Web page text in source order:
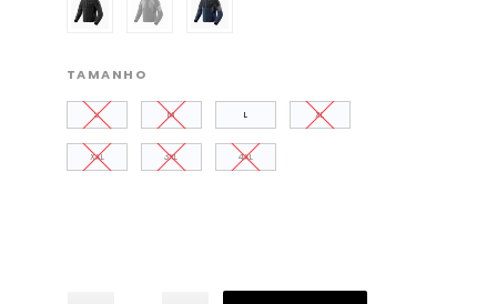
TAMANHO
S M L XL
XXL 3XL 4XL